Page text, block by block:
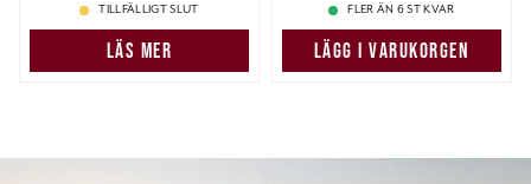
TILLFÄLLIGT SLUT
LÄS MER
FLER ÄN 6 ST KVAR
LÄGG I VARUKORGEN